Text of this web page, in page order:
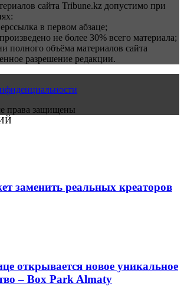
сайта Tribune.kz допустимо при
в первом абзаце;
не более 30% всего материала;
полного объёма материалов сайта
разрешение редакции.
права защищены
заменить реальных креаторов
открывается новое уникальное
– Box Park Almaty